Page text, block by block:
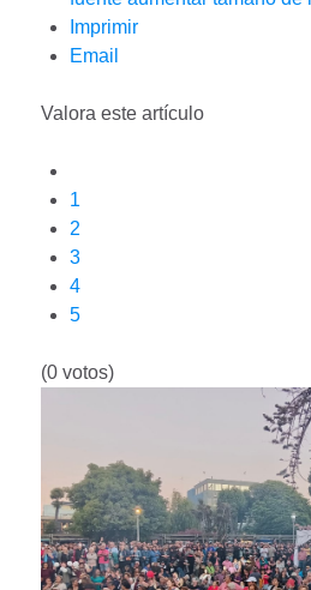
Imprimir
Email
Valora este artículo
1
2
3
4
5
(0 votos)